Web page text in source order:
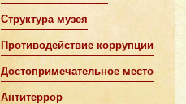
Структура музея
Противодействие коррупции
Достопримечательное место
Антитеррор